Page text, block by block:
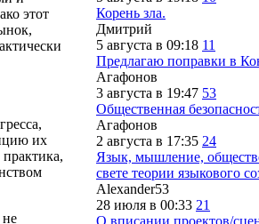
этот
их
не
Корень зла.
Дмитрий
5 августа в 09:18 11
Предлагаю поправки в
Агафонов
3 августа в 19:47 53
Общественная
Агафонов
2 августа в 17:35 24
Язык, мышление,
свете теории языкового
Alexander53
28 июля в 00:33 21